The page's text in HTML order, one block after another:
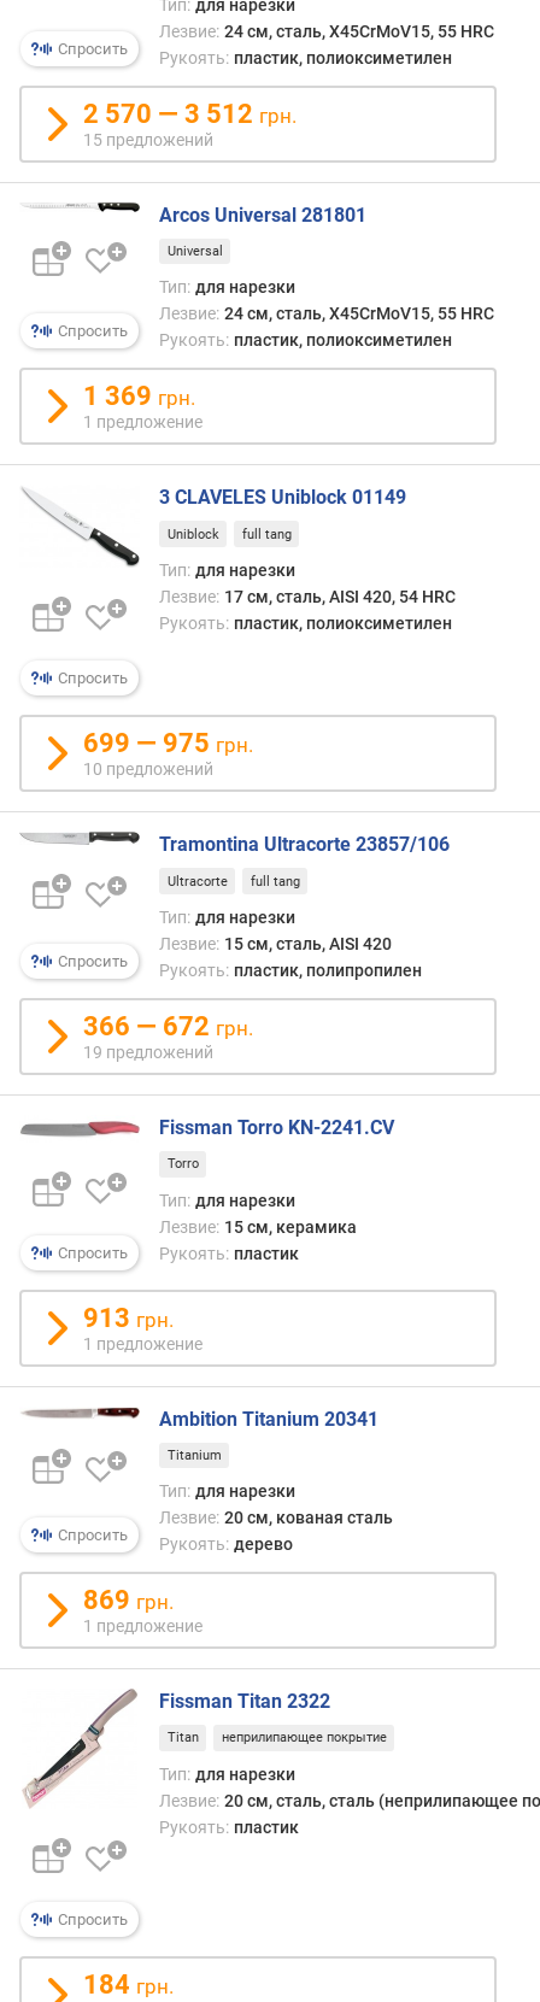
о
л
и
ч
е
с
т
в
у
е
д
л
о
ж
е
и
к
и
ч
е
с
т
в
о
л
в
д
л
и
н
а
е
з
и
я
(
с
м
)
т
о
л
н
а
л
е
з
в
(
м
т
е
р
д
Спросить
Тип: для нарезки
Лезвие: 24 см, сталь, X45CrMoV15, 55 HRC
Рукоять: пластик, полиоксиметилен
2 570 — 3 512 грн.
15 предложений
Спросить
Arcos Universal 281801
Universal
Тип: для нарезки
Лезвие: 24 см, сталь, X45CrMoV15, 55 HRC
Рукоять: пластик, полиоксиметилен
1 369 грн.
1 предложение
Спросить
3 CLAVELES Uniblock 01149
Uniblock full tang
Тип: для нарезки
Лезвие: 17 см, сталь, AISI 420, 54 HRC
Рукоять: пластик, полиоксиметилен
699 — 975 грн.
10 предложений
Спросить
Tramontina Ultracorte 23857/106
Ultracorte full tang
Тип: для нарезки
Лезвие: 15 см, сталь, AISI 420
Рукоять: пластик, полипропилен
366 — 672 грн.
19 предложений
Спросить
Fissman Torro KN-2241.CV
Torro
Тип: для нарезки
Лезвие: 15 см, керамика
Рукоять: пластик
913 грн.
1 предложение
Спросить
Ambition Titanium 20341
Titanium
Тип: для нарезки
Лезвие: 20 см, кованая сталь
Рукоять: дерево
869 грн.
1 предложение
Спросить
Fissman Titan 2322
Titan неприлипающее покрытие
Тип: для нарезки
Лезвие: 20 см, сталь, сталь (неприлипающее
Рукоять: пластик
184 грн.